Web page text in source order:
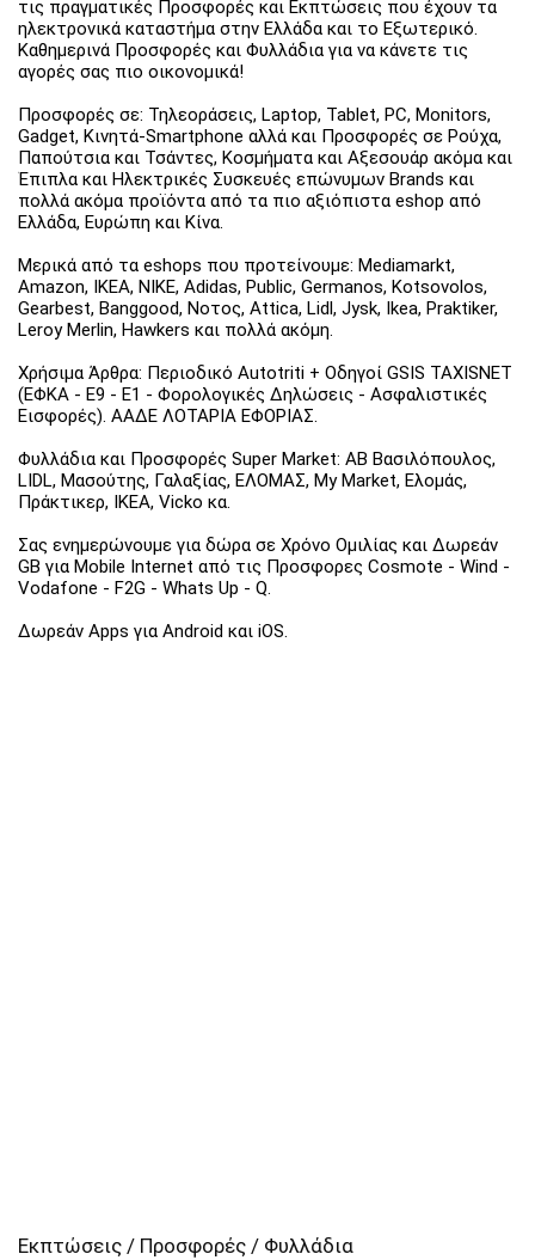
τις πραγματικές Προσφορές και Εκπτώσεις που έχουν τα
ηλεκτρονικά καταστήμα στην Ελλάδα και το Εξωτερικό.
Καθημερινά Προσφορές και Φυλλάδια για να κάνετε τις
αγορές σας πιο οικονομικά!
Προσφορές σε: Τηλεοράσεις, Laptop, Tablet, PC, Monitors,
Gadget, Κινητά-Smartphone αλλά και Προσφορές σε Ρούχα,
Παπούτσια και Τσάντες, Κοσμήματα και Αξεσουάρ ακόμα και
Έπιπλα και Ηλεκτρικές Συσκευές επώνυμων Brands και
πολλά ακόμα προϊόντα από τα πιο αξιόπιστα eshop από
Ελλάδα, Ευρώπη και Κίνα.
Μερικά από τα eshops που προτείνουμε: Mediamarkt,
Amazon, IKEA, NIKE, Adidas, Public, Germanos, Kotsovolos,
Gearbest, Banggood, Νοτος, Attica, Lidl, Jysk, Ikea, Praktiker,
Leroy Merlin, Hawkers και πολλά ακόμη.
Χρήσιμα Άρθρα: Περιοδικό Autotriti + Οδηγοί GSIS TAXISNET
(ΕΦΚΑ - Ε9 - Ε1 - Φορολογικές Δηλώσεις - Ασφαλιστικές
Εισφορές). ΑΑΔΕ ΛΟΤΑΡΙΑ ΕΦΟΡΙΑΣ.
Φυλλάδια και Προσφορές Super Market: ΑΒ Βασιλόπουλος,
LIDL, Μασούτης, Γαλαξίας, ΕΛΟΜΑΣ, My Market, Ελομάς,
Πράκτικερ, ΙΚΕΑ, Vicko κα.
Σας ενημερώνουμε για δώρα σε Χρόνο Ομιλίας και Δωρεάν
GB για Mobile Internet από τις Προσφορες Cosmote - Wind -
Vodafone - F2G - Whats Up - Q.
Δωρεάν Apps για Android και iOS.
Εκπτώσεις / Προσφορές / Φυλλάδια